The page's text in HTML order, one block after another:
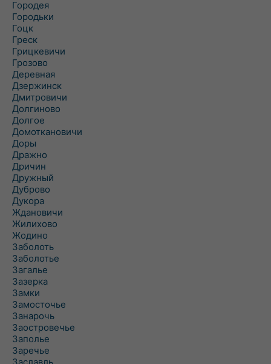
Городея
Городьки
Гоцк
Греск
Грицкевичи
Грозово
Деревная
Дзержинск
Дмитровичи
Долгиново
Долгое
Домоткановичи
Доры
Дражно
Дричин
Дружный
Дуброво
Дукора
Ждановичи
Жилихово
Жодино
Заболоть
Заболотье
Загалье
Зазерка
Замки
Замосточье
Занарочь
Заостровечье
Заполье
Заречье